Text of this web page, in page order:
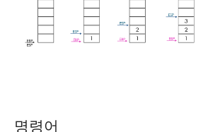
명령어